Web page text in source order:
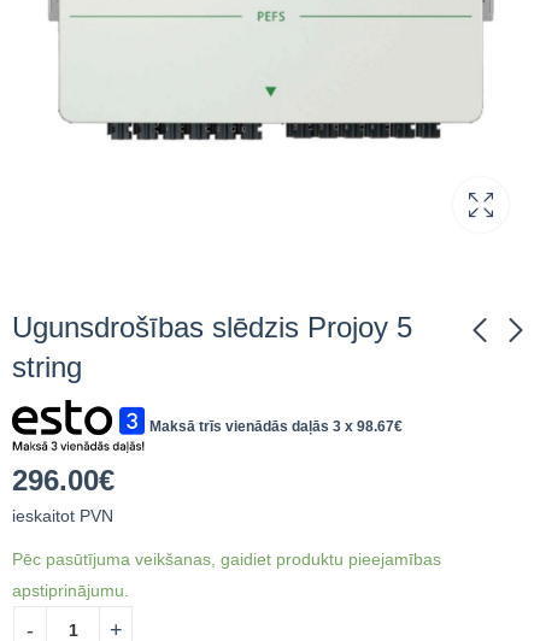
Ugunsdrošības slēdzis Projoy 5
string
Projoy 4 string
- Datamanager 2.0
Maksā trīs vienādās daļās 3 x 98.67€
296.00€
ieskaitot PVN
Pēc pasūtījuma veikšanas, gaidiet produktu pieejamības
apstiprinājumu.